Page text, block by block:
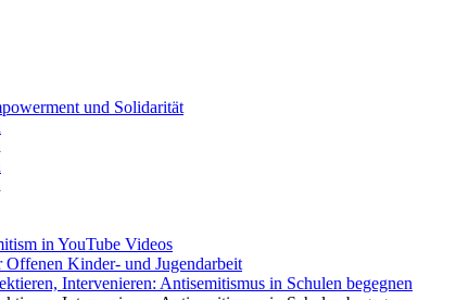
und Solidarität
in YouTube Videos
Kinder- und Jugendarbeit
Intervenieren: Antisemitismus in Schulen begegnen